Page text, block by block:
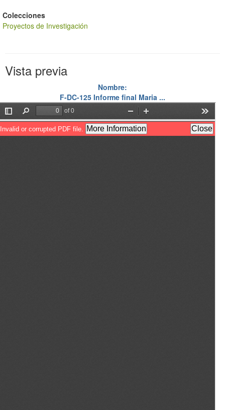
Colecciones
Proyectos de Investigación
Vista previa
Nombre:
F-DC-125 Informe final Maria ...